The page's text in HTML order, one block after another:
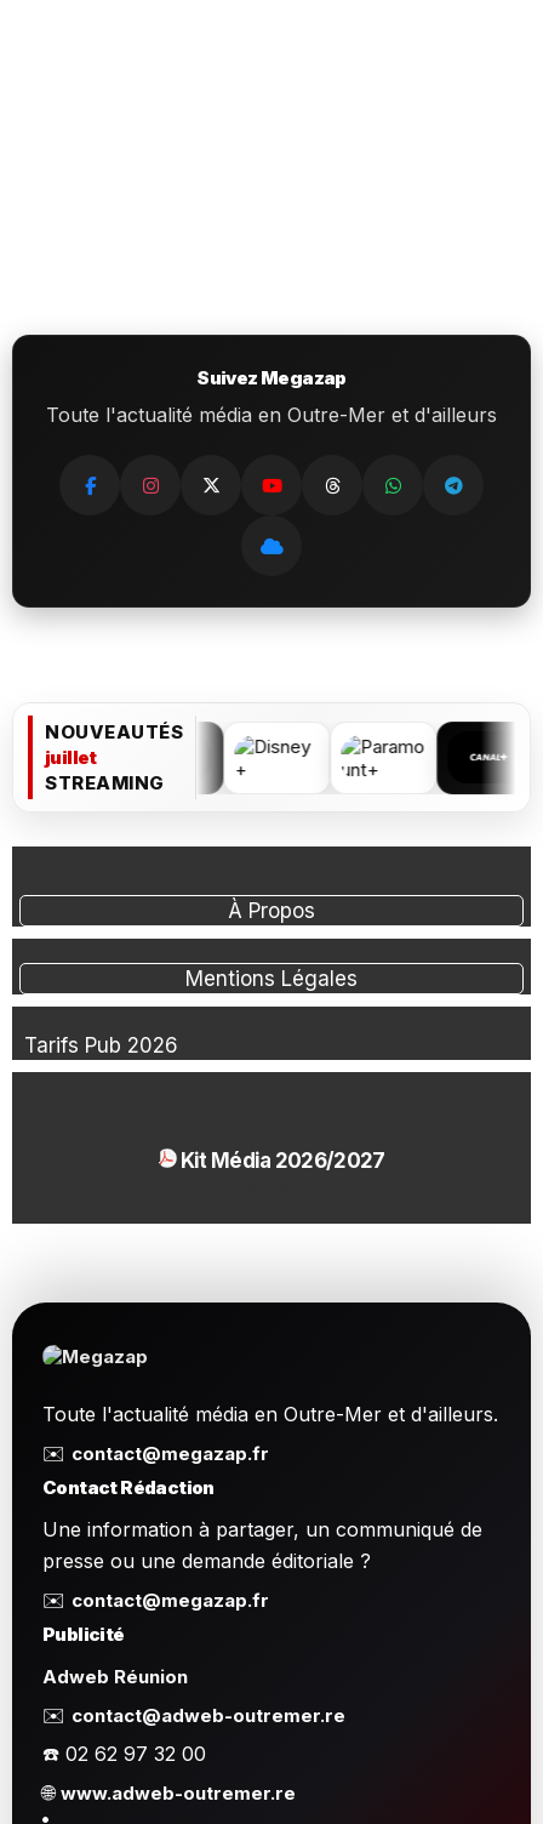
Suivez Megazap
Toute l'actualité média en Outre-Mer et d'ailleurs
NOUVEAUTÉS
juillet
STREAMING
À Propos
Mentions Légales
Tarifs Pub 2026
Kit Média 2026/2027
Toute l'actualité média en Outre-Mer et d'ailleurs.
✉️ contact@megazap.fr
Contact Rédaction
Une information à partager, un communiqué de
presse ou une demande éditoriale ?
✉️ contact@megazap.fr
Publicité
Adweb Réunion
✉️ contact@adweb-outremer.re
☎️ 02 62 97 32 00
🌐www.adweb-outremer.re